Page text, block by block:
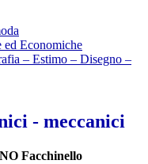
Economiche
– Estimo – Disegno –
- meccanici
Facchinello